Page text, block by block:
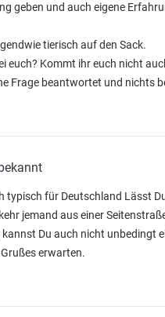
geben und auch eigene
tierisch auf den Sack.
euch? Kommt ihr euch nicht
Frage beantwortet und nichts
typisch für Deutschland Lässt
jemand aus einer
kannst Du auch nicht unbedingt
erwarten.